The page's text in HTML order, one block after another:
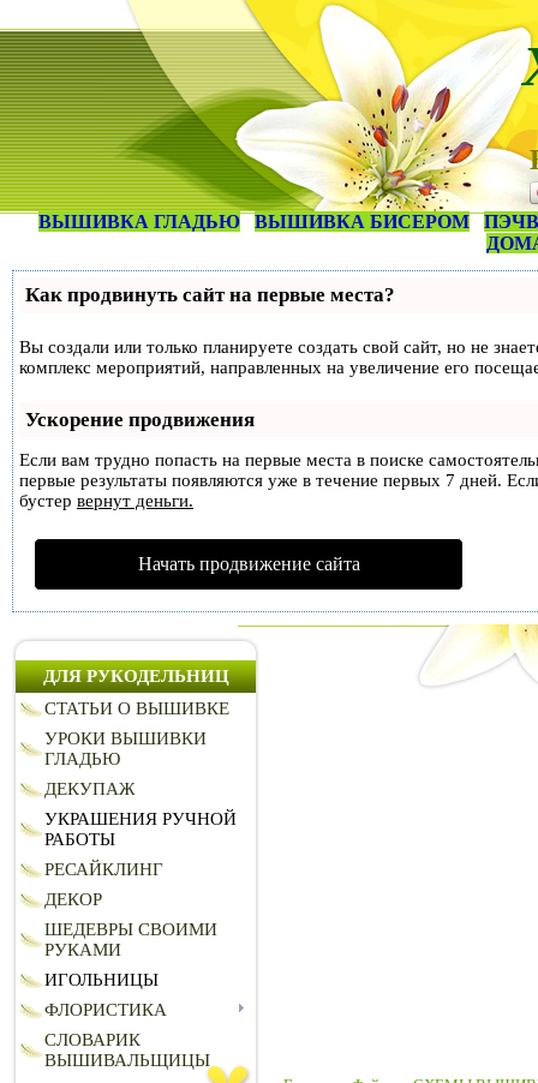
ВЫШИВКА ГЛАДЬЮ ВЫШИВКА БИСЕРОМ
Как продвинуть сайт на первые места?
Вы создали или только планируете создать свой сайт, но не
комплекс мероприятий, направленных на увеличение его
Ускорение продвижения
Если вам трудно попасть на первые места в поиске
первые результаты появляются уже в течение первых 7 дней.
бустер вернут деньги.
Начать продвижение сайта
ДЛЯ РУКОДЕЛЬНИЦ
СТАТЬИ О ВЫШИВКЕ
УРОКИ ВЫШИВКИ
ГЛАДЬЮ
ДЕКУПАЖ
УКРАШЕНИЯ РУЧНОЙ
РАБОТЫ
РЕСАЙКЛИНГ
ДЕКОР
ШЕДЕВРЫ СВОИМИ
РУКАМИ
ИГОЛЬНИЦЫ
ФЛОРИСТИКА
СЛОВАРИК
ВЫШИВАЛЬЩИЦЫ